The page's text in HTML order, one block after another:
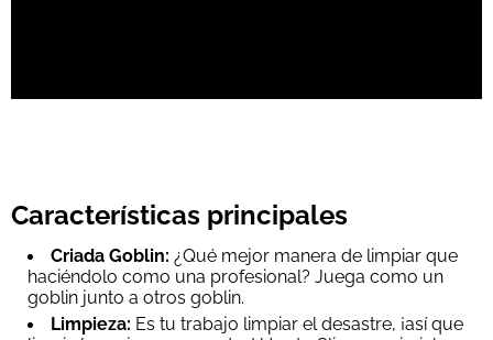
Características principales
Criada Goblin: ¿Qué mejor manera de limpiar que
haciéndolo como una profesional? Juega como un
goblin junto a otros goblin.
Limpieza: Es tu trabajo limpiar el desastre, ¡así que